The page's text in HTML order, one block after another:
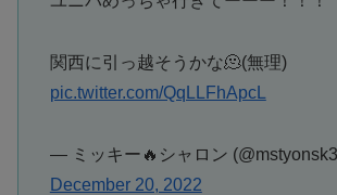
関西に引っ越そうかな🫠(無理)
pic.twitter.com/QqLLFhApcL
— ミッキー🔥シャロン
December 20, 2022